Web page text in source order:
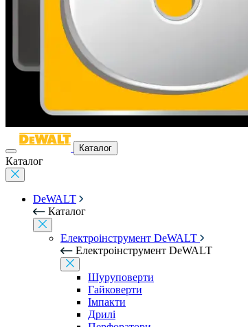
Каталог
Каталог
DeWALT
Каталог
Електроінструмент DeWALT
Електроінструмент DeWALT
Шуруповерти
Гайковерти
Імпакти
Дрилі